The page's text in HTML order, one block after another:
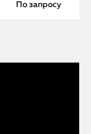
По запросу